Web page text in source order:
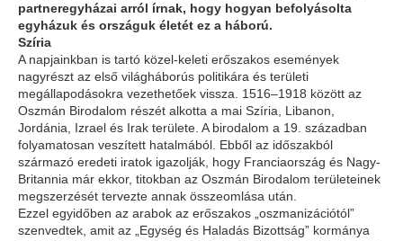
partneregyházai arról írnak, hogy hogyan befolyásolta
egyházuk és országuk életét ez a háború.
Szíria
A napjainkban is tartó közel-keleti erőszakos események
nagyrészt az első világháborús politikára és területi
megállapodásokra vezethetőek vissza. 1516–1918 között az
Oszmán Birodalom részét alkotta a mai Szíria, Libanon,
Jordánia, Izrael és Irak területe. A birodalom a 19. században
folyamatosan veszített hatalmából. Ebből az időszakból
származó eredeti iratok igazolják, hogy Franciaország és Nagy-
Britannia már ekkor, titokban az Oszmán Birodalom területeinek
megszerzését tervezte annak összeomlása után.
Ezzel egyidőben az arabok az erőszakos „oszmanizációtól”
szenvedtek, amit az „Egység és Haladás Bizottság” kormánya